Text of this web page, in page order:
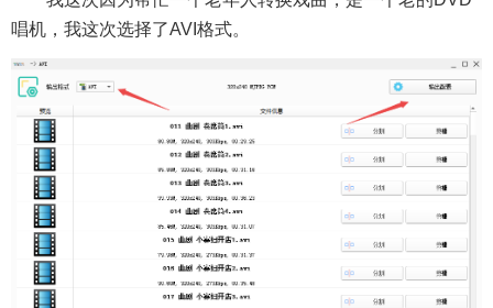
唱机，我这次选择了AVI格式。